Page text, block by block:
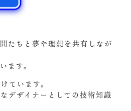
たちと夢や理想を共有しなが
ます。
ています。
デザイナーとしての技術知識